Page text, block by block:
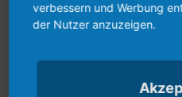
verbessern und Werbung
der Nutzer anzuzeigen.